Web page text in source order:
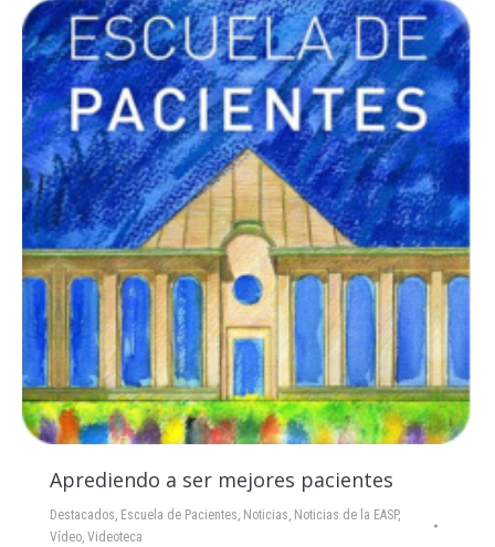
Aprediendo a ser mejores pacientes
Destacados, Escuela de Pacientes, Noticias, Noticias de la EASP,
Vídeo, Videoteca